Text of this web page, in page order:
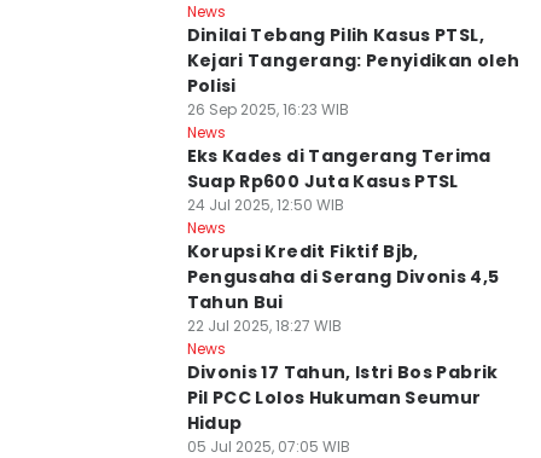
News
Dinilai Tebang Pilih Kasus PTSL,
Kejari Tangerang: Penyidikan oleh
Polisi
26 Sep 2025, 16:23 WIB
News
Eks Kades di Tangerang Terima
Suap Rp600 Juta Kasus PTSL
24 Jul 2025, 12:50 WIB
News
Korupsi Kredit Fiktif Bjb,
Pengusaha di Serang Divonis 4,5
Tahun Bui
22 Jul 2025, 18:27 WIB
News
Divonis 17 Tahun, Istri Bos Pabrik
Pil PCC Lolos Hukuman Seumur
Hidup
05 Jul 2025, 07:05 WIB